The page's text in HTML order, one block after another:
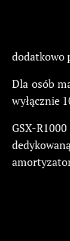
dodatkowo
Dla osób
wyłącznie
GSX-